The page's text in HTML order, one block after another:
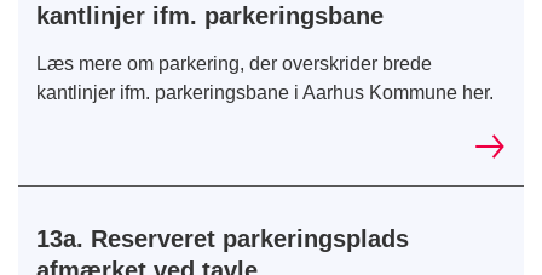
kantlinjer ifm. parkeringsbane
Læs mere om parkering, der overskrider brede
kantlinjer ifm. parkeringsbane i Aarhus Kommune her.
13a. Reserveret parkeringsplads